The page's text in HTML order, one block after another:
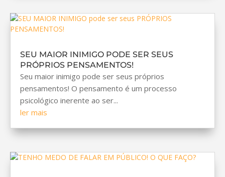
SEU MAIOR INIMIGO PODE SER SEUS
PRÓPRIOS PENSAMENTOS!
Seu maior inimigo pode ser seus próprios
pensamentos! O pensamento é um processo
psicológico inerente ao ser...
ler mais